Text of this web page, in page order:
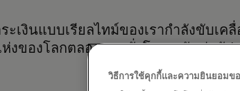
ะเงินแบบเรียลไทม์ของเรากำลังขับเค
งของโลกตลอด 24 ชั่วโมง 7 วันต่อสัป
วิธีการใช้คุกกี้และความยินยอมข